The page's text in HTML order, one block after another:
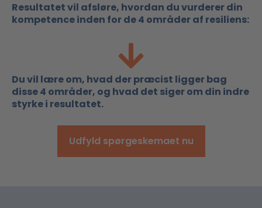
Resultatet vil afsløre, hvordan du vurderer din
kompetence inden for de 4 områder af resiliens:
Du vil lære om, hvad der præcist ligger bag
disse 4 områder, og hvad det siger om din indre
styrke i resultatet.
Udfyld spørgeskemaet nu